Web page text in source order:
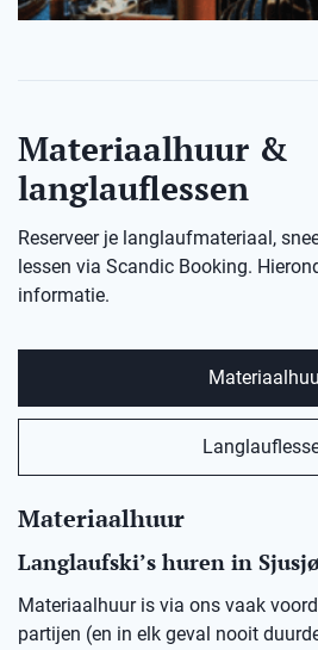
Materiaalhuur &
langlauflessen
Reserveer je langlaufmateriaal,
lessen via Scandic Booking.
informatie.
Materiaalhuur
Langlaufski’s huren in
Materiaalhuur is via ons vaak
partijen (en in elk geval nooit